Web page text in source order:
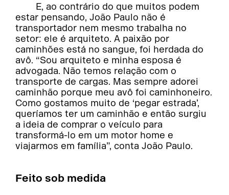
E, ao contrário do que muitos podem
estar pensando, João Paulo não é
transportador nem mesmo trabalha no
setor: ele é arquiteto. A paixão por
caminhões está no sangue, foi herdada do
avô. “Sou arquiteto e minha esposa é
advogada. Não temos relação com o
transporte de cargas. Mas sempre adorei
caminhão porque meu avô foi caminhoneiro.
Como gostamos muito de ‘pegar estrada’,
queríamos ter um caminhão e então surgiu
a ideia de comprar o veículo para
transformá-lo em um motor home e
viajarmos em família”, conta João Paulo.
Feito sob medida